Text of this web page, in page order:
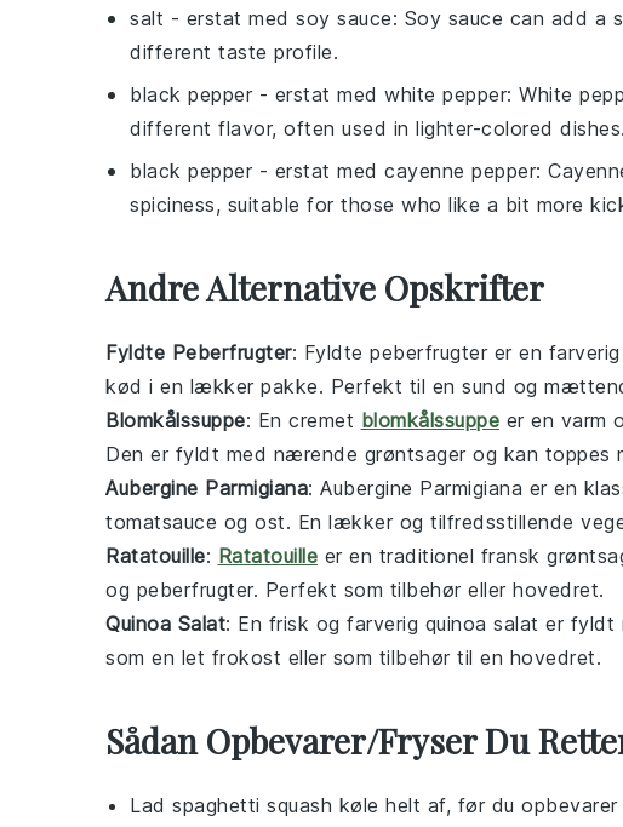
salt - erstat med soy sauce: Soy sauce can add a
different taste profile.
black pepper - erstat med white pepper: White
different flavor, often used in lighter-colored dishes.
black pepper - erstat med cayenne pepper:
spiciness, suitable for those who like a bit more
Andre Alternative Opskrifter
Fyldte Peberfrugter: Fyldte peberfrugter er en
kød i en lækker pakke. Perfekt til en sund og
Blomkålssuppe: En cremet blomkålssuppe er en varm
Den er fyldt med nærende grøntsager og kan toppes
Aubergine Parmigiana: Aubergine Parmigiana er en
tomatsauce og ost. En lækker og tilfredsstillende
Ratatouille: Ratatouille er en traditionel fransk
og peberfrugter. Perfekt som tilbehør eller hovedret.
Quinoa Salat: En frisk og farverig quinoa salat er fyldt
som en let frokost eller som tilbehør til en hovedret.
Sådan Opbevarer/Fryser Du
Lad spaghetti squash køle helt af, før du